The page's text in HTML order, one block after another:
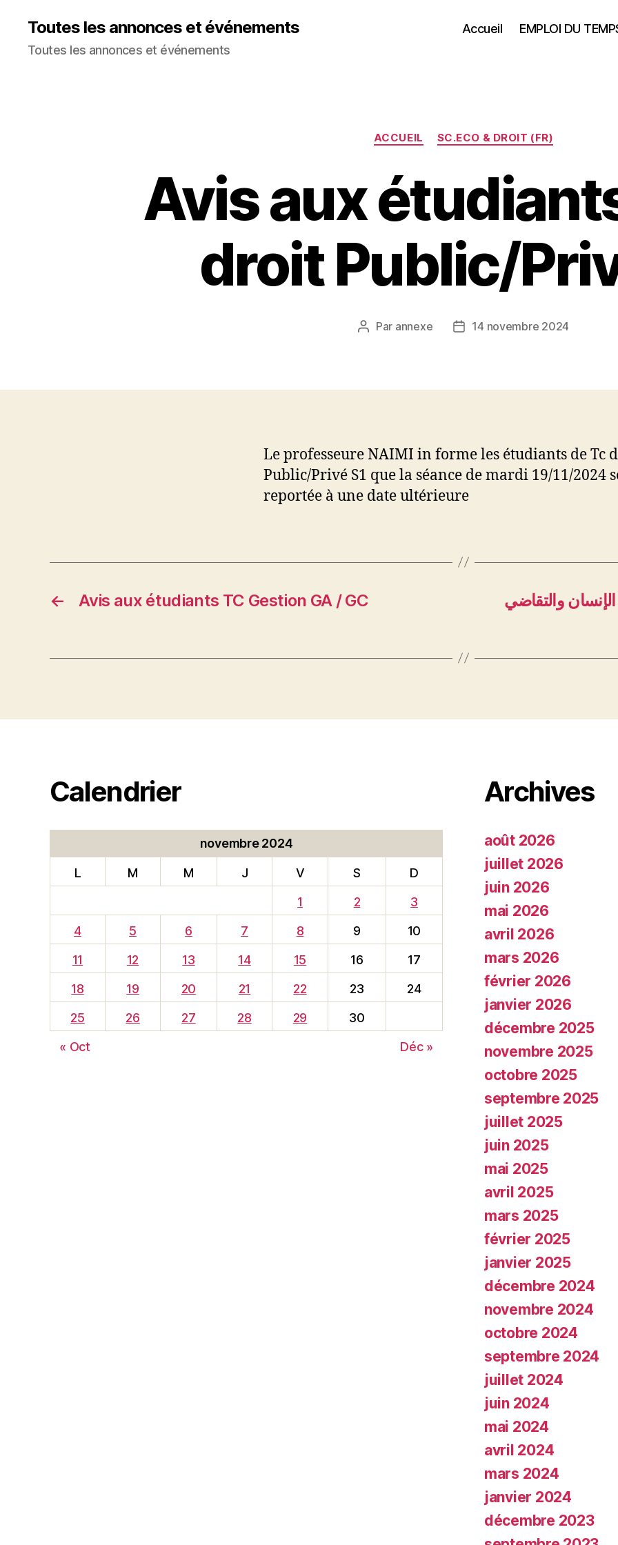
Toutes les annonces et événements
Toutes les annonces et événements
Accueil EMPLOI DU
Catégories
ACCUEIL SC.ECO & DROIT (FR)
Avis aux
droit Public/
Auteur
Par annexe
Date14 novembre 2024
Le professeure NAIMI in forme les étudiants de Tc
Public/Privé S1 que la séance de mardi 19/11/2024
reportée à une date ultérieure
← Avis aux étudiants TC Gestion GA / GC
والتقاضي
Calendrier
novembre 2024
L M M J V S
D
1
2
3
4
5 6 7 8 9
10
11
12 13 14 15 16
17
18
19 20 21 22 23
24
25
26 27 28 29
30
« Oct
Déc »
Archives
août 2026
juillet 2026
juin 2026
mai 2026
avril 2026
mars 2026
février 2026
janvier 2026
décembre 2025
novembre 2025
octobre 2025
septembre 2025
juillet 2025
juin 2025
mai 2025
avril 2025
mars 2025
février 2025
janvier 2025
décembre 2024
novembre 2024
octobre 2024
septembre 2024
juillet 2024
juin 2024
mai 2024
avril 2024
mars 2024
janvier 2024
décembre 2023